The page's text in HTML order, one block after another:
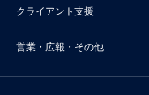
クライアント支援
営業・広報・その他